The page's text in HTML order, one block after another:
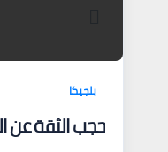
بلجيكا
حجب الثقة عن